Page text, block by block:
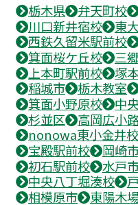
栃木県 弁天町校
川口新井宿校
東
西鉄久留米駅前校
箕面桜ケ丘校
三
上本町駅前校
塚
稲城市
栃木教室
箕面小野原校
中
杉並区
高岡広小
nonowa東小金井校
宝殿駅前校
岡崎
初石駅前校
水戸
中央八丁堀湊校
相模原市
東陽木